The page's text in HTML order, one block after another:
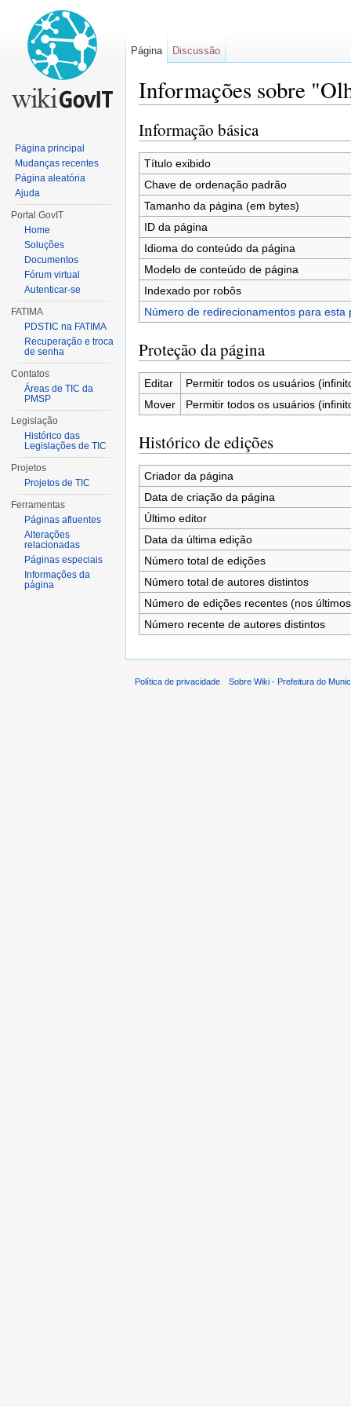
Informações sobre
Informação básica
Título exibido
Chave de ordenação padrão
Tamanho da página (em bytes)
ID da página
Idioma do conteúdo da página
Modelo de conteúdo de página
Indexado por robôs
Número de redirecionamentos para esta
Proteção da página
Editar
Permitir todos os usuários
Mover
Permitir todos os usuários
Histórico de edições
Criador da página
Data de criação da página
Último editor
Data da última edição
Número total de edições
Número total de autores distintos
Número de edições recentes (nos
Número recente de autores distintos
Página Discussão
Página principal
Mudanças recentes
Página aleatória
Ajuda
Portal GovIT
Home
Soluções
Documentos
Fórum virtual
Autenticar-se
FATIMA
PDSTIC na FATIMA
Recuperação e troca
de senha
Contatos
Áreas de TIC da
PMSP
Legislação
Histórico das
Legislações de TIC
Projetos
Projetos de TIC
Ferramentas
Páginas afluentes
Alterações
relacionadas
Páginas especiais
Informações da
página
Política de privacidade Sobre Wiki - Prefeitura do